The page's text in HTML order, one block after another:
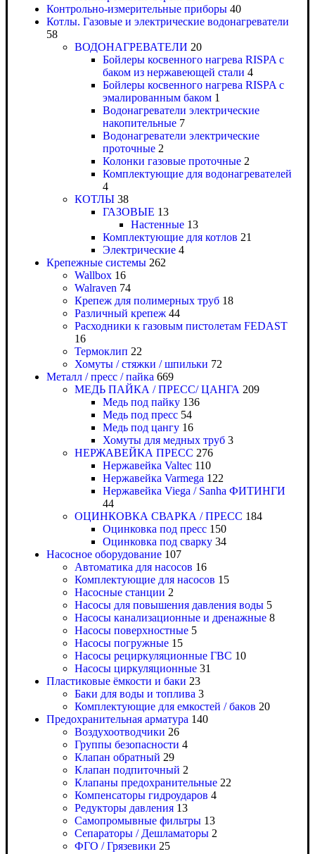
Контрольно-измерительные приборы 40
Котлы. Газовые и электрические водонагреватели
58
ВОДОНАГРЕВАТЕЛИ 20
Бойлеры косвенного нагрева RISPA с
баком из нержавеющей стали 4
Бойлеры косвенного нагрева RISPA с
эмалированным баком 1
Водонагреватели электрические
накопительные 7
Водонагреватели электрические
проточные 2
Колонки газовые проточные 2
Комплектующие для водонагревателей
4
КОТЛЫ 38
ГАЗОВЫЕ 13
Настенные 13
Комплектующие для котлов 21
Электрические 4
Крепежные системы 262
Wallbox 16
Walraven 74
Крепеж для полимерных труб 18
Различный крепеж 44
Расходники к газовым пистолетам FEDAST
16
Термоклип 22
Хомуты / стяжки / шпильки 72
Металл / пресс / пайка 669
МЕДЬ ПАЙКА / ПРЕСС/ ЦАНГА 209
Медь под пайку 136
Медь под пресс 54
Медь под цангу 16
Хомуты для медных труб 3
НЕРЖАВЕЙКА ПРЕСС 276
Нержавейка Valtec 110
Нержавейка Varmega 122
Нержавейка Viega / Sanha ФИТИНГИ
44
ОЦИНКОВКА СВАРКА / ПРЕСС 184
Оцинковка под пресс 150
Оцинковка под сварку 34
Насосное оборудование 107
Автоматика для насосов 16
Комплектующие для насосов 15
Насосные станции 2
Насосы для повышения давления воды 5
Насосы канализационные и дренажные 8
Насосы поверхностные 5
Насосы погружные 15
Насосы рециркуляционные ГВС 10
Насосы циркуляционные 31
Пластиковые ёмкости и баки 23
Баки для воды и топлива 3
Комплектующие для емкостей / баков 20
Предохранительная арматура 140
Воздухоотводчики 26
Группы безопасности 4
Клапан обратный 29
Клапан подпиточный 2
Клапаны предохранительные 22
Компенсаторы гидроударов 4
Редукторы давления 13
Самопромывные фильтры 13
Сепараторы / Дешламаторы 2
ФГО / Грязевики 25